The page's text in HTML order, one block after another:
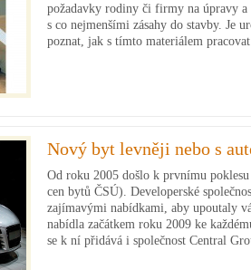
požadavky rodiny či firmy na úpravy a
s co nejmenšími zásahy do stavby. Je
poznat, jak s tímto materiálem
Nový byt levněji nebo s
Od roku 2005 došlo k prvnímu
cen bytů ČSÚ). Developerské
zajímavými nabídkami, aby upoutaly
nabídla začátkem roku 2009 ke
se k ní přidává i společnost Central